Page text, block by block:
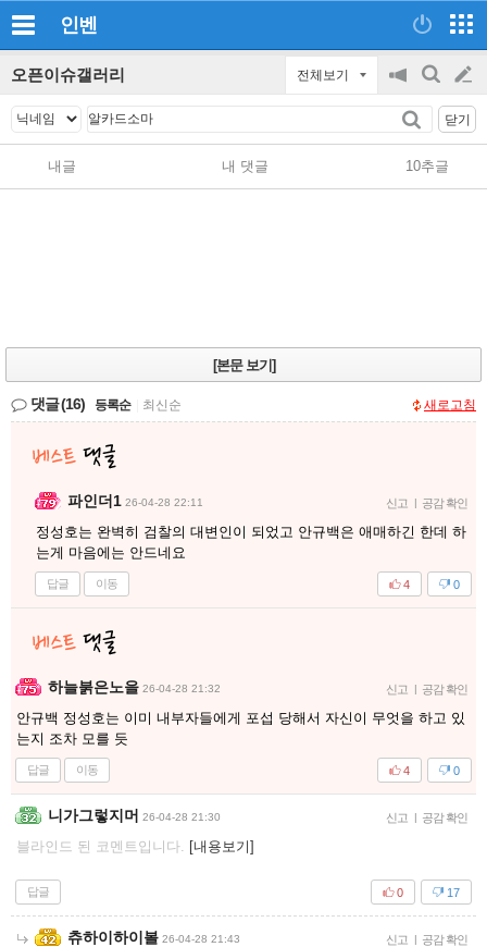
인벤
오픈이슈갤러리 전체보기
공
지
on/off
검
글
쓰
닫기
내글 내 댓글 10추글
[본문 보기]
댓글(16) 등록순 최신순 새로고침
파인더1 26-04-28 22:11 신고 | 공감 확인
정성호는 완벽히 검찰의 대변인이 되었고 안규백은 애매하긴 한데 하
는게 마음에는 안드네요
답글 이동 0
4
하늘붉은노을 26-04-28 21:32 신고 | 공감 확인
안규백 정성호는 이미 내부자들에게 포섭 당해서 자신이 무엇을 하고 있
는지 조차 모를 듯
답글 이동 0
4
니가그렇지머 26-04-28 21:30 신고 | 공감 확인
블라인드 된 코멘트입니다. [내용보기]
답글 17
0
츄하이하이볼 26-04-28 21:43 신고 | 공감 확인